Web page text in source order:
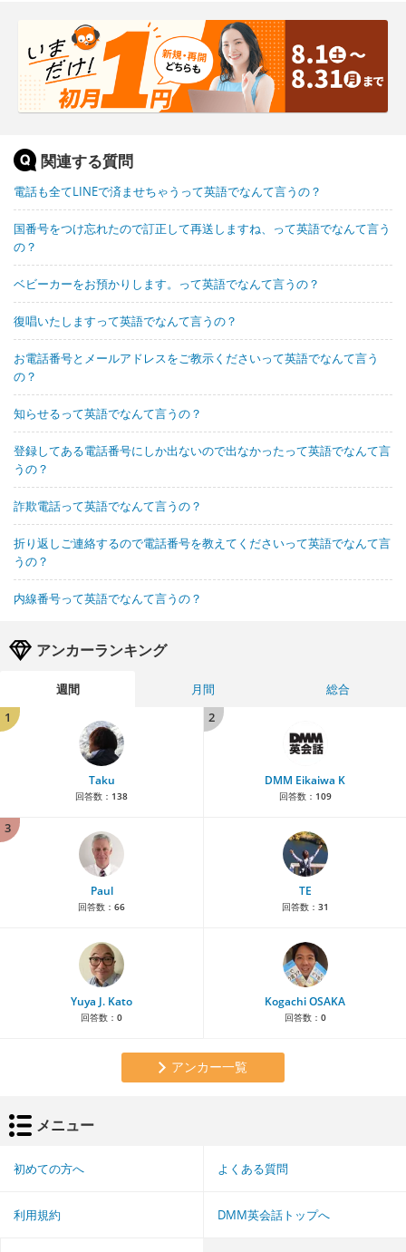
関連する質問
電話も全てLINEで済ませちゃうって英語でなんて言うの？
国番号をつけ忘れたので訂正して再送しますね、って英語でなんて言う
の？
ベビーカーをお預かりします。って英語でなんて言うの？
復唱いたしますって英語でなんて言うの？
お電話番号とメールアドレスをご教示くださいって英語でなんて言う
の？
知らせるって英語でなんて言うの？
登録してある電話番号にしか出ないので出なかったって英語でなんて言
うの？
詐欺電話って英語でなんて言うの？
折り返しご連絡するので電話番号を教えてくださいって英語でなんて言
うの？
内線番号って英語でなんて言うの？
アンカーランキング
週間 月間
総合
1
Taku
回答数： 138
2
DMM Eikaiwa K
回答数： 109
3
Paul
回答数： 66
TE
回答数： 31
Yuya J. Kato
回答数： 0
Kogachi OSAKA
回答数： 0
アンカー一覧
メニュー
初めての方へ よくある質問
利用規約 DMM英会話トップへ